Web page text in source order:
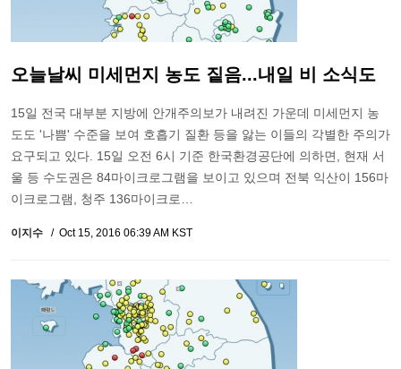
오늘날씨 미세먼지 농도 짙음...내일 비 소식도
15일 전국 대부분 지방에 안개주의보가 내려진 가운데 미세먼지 농
도도 '나쁨' 수준을 보여 호흡기 질환 등을 앓는 이들의 각별한 주의가
요구되고 있다. 15일 오전 6시 기준 한국환경공단에 의하면, 현재 서
울 등 수도권은 84마이크로그램을 보이고 있으며 전북 익산이 156마
이크로그램, 청주 136마이크로…
이지수 Oct 15, 2016 06:39 AM KST